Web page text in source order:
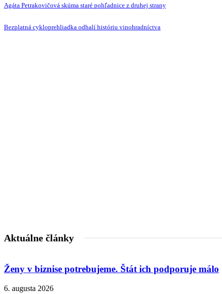
Agáta Petrakovičová skúma staré pohľadnice z druhej strany
Bezplatná cykloprehliadka odhalí históriu vinohradníctva
Aktuálne články
Ženy v biznise potrebujeme. Štát ich podporuje málo
6. augusta 2026